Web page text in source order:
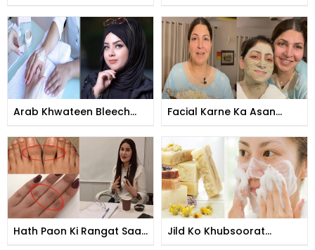
Arab Khwateen Bleech
Facial Karne Ka Asan
Hath Paon Ki Rangat Saaf
Jild Ko Khubsoorat